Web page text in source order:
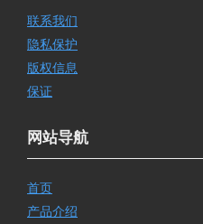
联系我们
隐私保护
版权信息
保证
网站导航
首页
产品介绍